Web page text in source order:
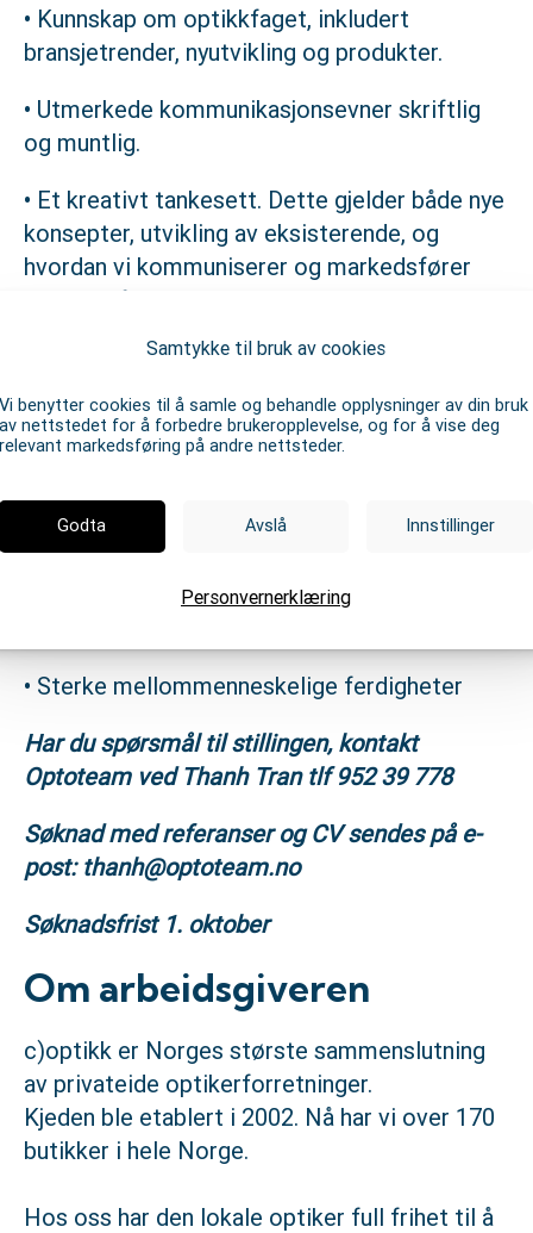
• Kunnskap om optikkfaget, inkludert
bransjetrender, nyutvikling og produkter.
• Utmerkede kommunikasjonsevner skriftlig
og muntlig.
• Et kreativt tankesett. Dette gjelder både nye
konsepter, utvikling av eksisterende, og
hvordan vi kommuniserer og markedsfører
oss mot forbruker og butikkene.
• Gode dataferdigheter
• Evnen til å holde engasjerende
presentasjoner og webinarer.
• Organisatoriske ferdigheter til å håndtere
flere oppgaver samtidig.
• Evnen til å jobbe selvstendig, men samtidig
• Sterke mellommenneskelige ferdigheter
Har du spørsmål til stillingen, kontakt
Optoteam ved Thanh Tran tlf 952 39 778
Søknad med referanser og CV sendes på e-
post: thanh@optoteam.no
Søknadsfrist 1. oktober
Om arbeidsgiveren
c)optikk er Norges største sammenslutning
av privateide optikerforretninger.
Kjeden ble etablert i 2002. Nå har vi over 170
butikker i hele Norge.
Hos oss har den lokale optiker full frihet til å
Samtykke til bruk av cookies
Vi benytter cookies til å samle og behandle opplysninger av din bruk
av nettstedet for å forbedre brukeropplevelse, og for å vise deg
relevant markedsføring på andre nettsteder.
Godta Avslå Innstillinger
Personvernerklæring